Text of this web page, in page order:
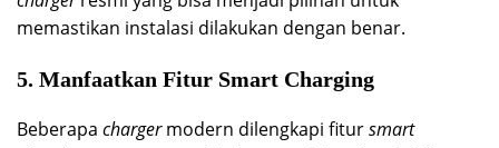
memastikan instalasi dilakukan dengan benar.
5. Manfaatkan Fitur Smart Charging
Beberapa chargermodern dilengkapi fitursmart